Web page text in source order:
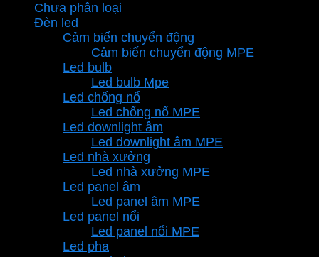
638.900 ₫.là:
Chưa phân loại
Đèn led
Cảm biến chuyển động
Cảm biến chuyển động MPE
Led bulb
Led bulb Mpe
Led chống nổ
Led chống nổ MPE
Led downlight âm
Led downlight âm MPE
Led nhà xưởng
Led nhà xưởng MPE
Led panel âm
Led panel âm MPE
Led panel nổi
Led panel nổi MPE
Led pha